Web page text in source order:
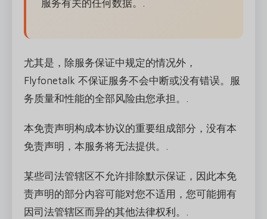
服务有关的任何数据。.
尤其是，除服务保证中规定的情况外，
Flyfonetalk 不保证服务不会中断或没有错误。服
务质量和性能的全部风险由您承担。.
本免责声明构成本协议的重要组成部分，没有本
免责声明，本服务将无法提供。.
某些司法管辖区不允许排除默示保证，因此本免
责声明的部分内容可能对您不适用，您可能拥有
因司法管辖区而异的其他法律权利。.